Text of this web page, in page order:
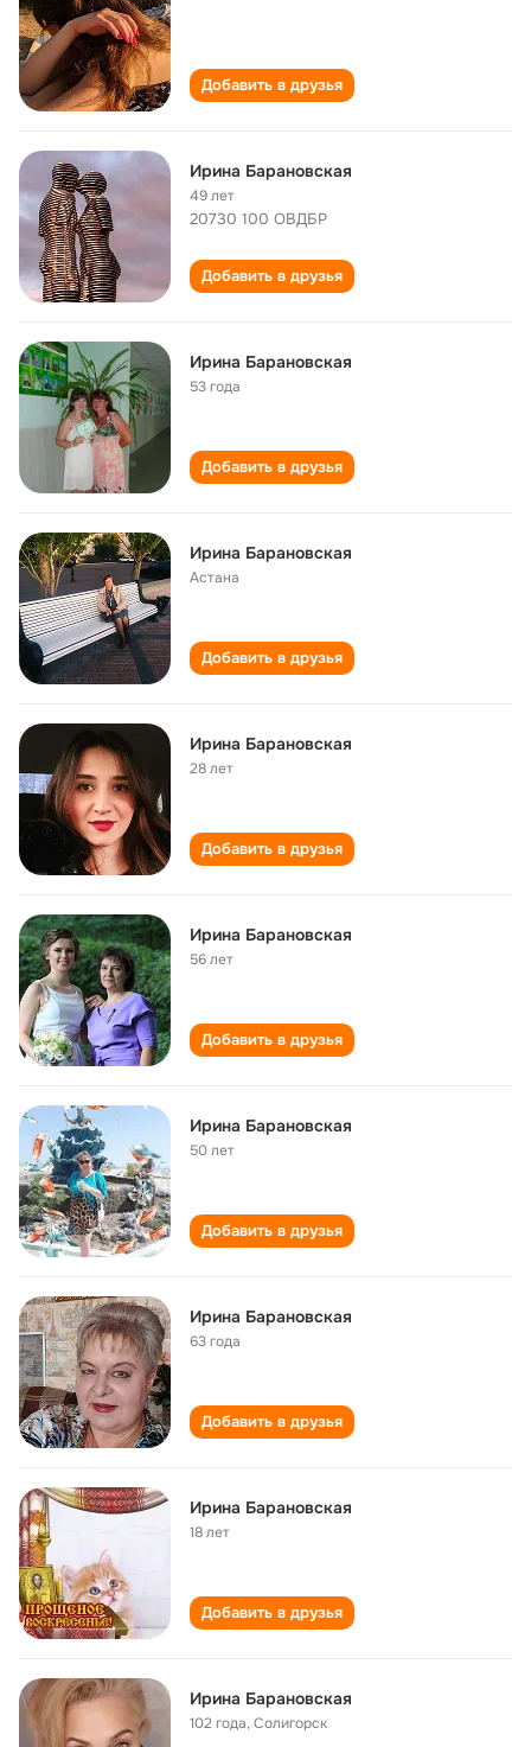
Добавить в друзья
Ирина Барановская
49 лет
20730 100 ОВДБР
Добавить в друзья
Ирина Барановская
53 года
Добавить в друзья
Ирина Барановская
Астана
Добавить в друзья
Ирина Барановская
28 лет
Добавить в друзья
Ирина Барановская
56 лет
Добавить в друзья
Ирина Барановская
50 лет
Добавить в друзья
Ирина Барановская
63 года
Добавить в друзья
Ирина Барановская
18 лет
Добавить в друзья
Ирина Барановская
102 года,Солигорск